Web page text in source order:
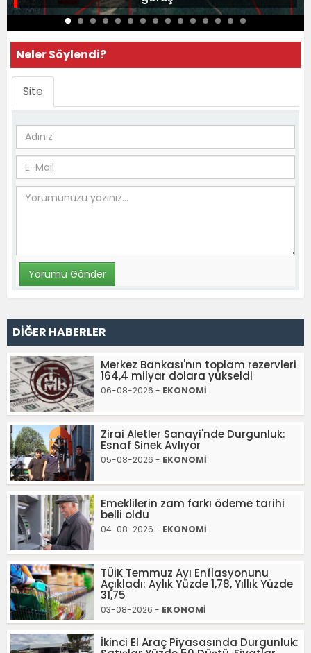
Neler Söylendi?
Site
DİĞER HABERLER
Merkez Bankası'nın toplam rezervleri
164,4 milyar dolara yükseldi
06-08-2026 - EKONOMİ
Zirai Aletler Sanayi'nde Durgunluk:
Esnaf Sinek Avlıyor
05-08-2026 - EKONOMİ
Emeklilerin zam farkı ödeme tarihi
belli oldu
04-08-2026 - EKONOMİ
TÜİK Temmuz Ayı Enflasyonunu
Açıkladı: Aylık Yüzde 1,78, Yıllık Yüzde
31,75
03-08-2026 - EKONOMİ
İkinci El Araç Piyasasında Durgunluk: